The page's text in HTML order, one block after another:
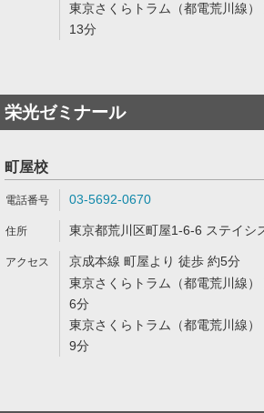
東京さくらトラム（都電荒川線
13分
栄光ゼミナール
町屋校
03-5692-0670
東京都荒川区町屋1-6-6 ステイシ
京成本線 町屋より 徒歩 約5分
東京さくらトラム（都電荒川線
6分
東京さくらトラム（都電荒川線
9分